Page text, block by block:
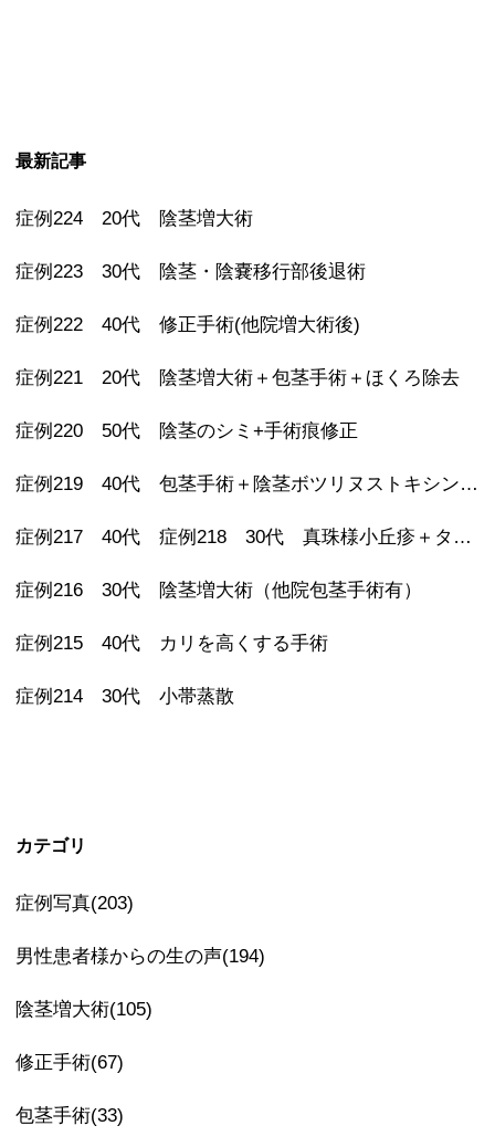
最新記事
症例224 20代 陰茎増大術
症例223 30代 陰茎・陰嚢移行部後退術
症例222 40代 修正手術(他院増大術後)
症例221 20代 陰茎増大術＋包茎手術＋ほくろ除去
症例220 50代 陰茎のシミ+手術痕修正
症例219 40代 包茎手術＋陰茎ボツリヌストキシン注射 その後亀頭ヒアルロン酸注射
症例217 40代 症例218 30代 真珠様小丘疹＋タイソン腺除去
症例216 30代 陰茎増大術（他院包茎手術有）
症例215 40代 カリを高くする手術
症例214 30代 小帯蒸散
カテゴリ
症例写真(203)
男性患者様からの生の声(194)
陰茎増大術(105)
修正手術(67)
包茎手術(33)